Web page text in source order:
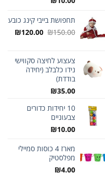
תחפושת בייבי קינג כובע
₪150.00
המחיר
₪150.00.
₪120.00
צעצוע לחיצה סקווישי
נידו כלבלב (יחידה
בודדת)
₪35.00
10 יחידות כדורים
צבעוניים
₪10.00
מארז 4 כוסות סמיילי
מפלסטיק
₪4.00